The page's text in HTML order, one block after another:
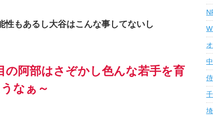
もあるし大谷はこんな事してないし
の阿部はさぞかし色んな若手を育
なぁ～